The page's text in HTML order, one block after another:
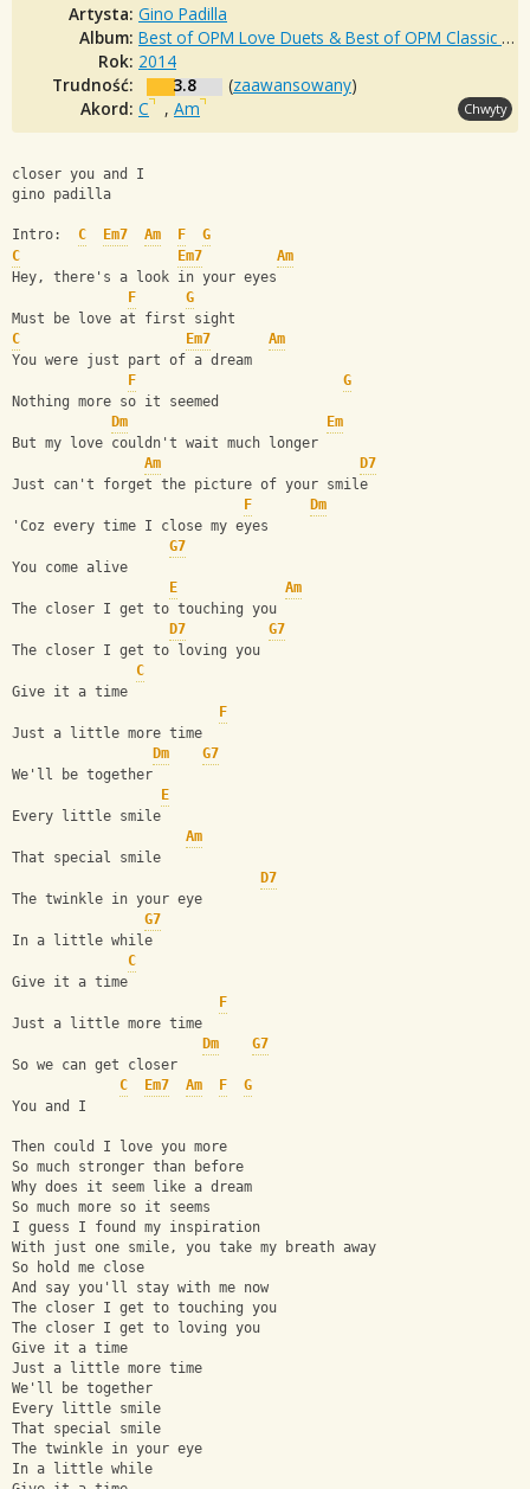
Artysta: Gino Padilla
Album: Best of OPM Love Duets & Best of OPM Classic Love Songs
Rok: 2014
Trudność:
3.8 (zaawansowany)
Akord: C , Am Chwyty
closer you and I
gino padilla
Intro: C Em7 Am F
G
C
Em7
Am
Hey, there's a look in your eyes
F
G
Must be love at first sight
C
Em7
Am
You were just part of a dream
F
G
Nothing more so it seemed
Dm
Em
But my love couldn't wait much longer
Am
D7
Just can't forget the picture of your smile
F
Dm
'Coz every time I close my eyes
G7
You come alive
E
Am
The closer I get to touching you
D7
G7
The closer I get to loving you
C
Give it a time
F
Just a little more time
Dm
G7
We'll be together
E
Every little smile
Am
That special smile
D7
The twinkle in your eye
G7
In a little while
C
Give it a time
F
Just a little more time
Dm
G7
So we can get closer
C
Em7 Am F
G
You and I
Then could I love you more
So much stronger than before
Why does it seem like a dream
So much more so it seems
I guess I found my inspiration
With just one smile, you take my breath away
So hold me close
And say you'll stay with me now
The closer I get to touching you
The closer I get to loving you
Give it a time
Just a little more time
We'll be together
Every little smile
That special smile
The twinkle in your eye
In a little while